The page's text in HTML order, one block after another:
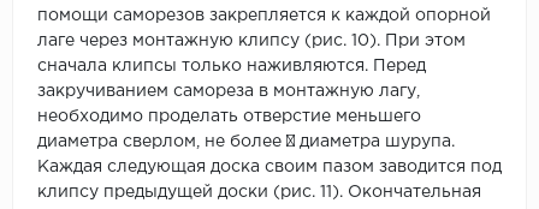
помощи саморезов закрепляется к каждой опорной
лаге через монтажную клипсу (рис. 10). При этом
сначала клипсы только наживляются. Перед
закручиванием самореза в монтажную лагу,
необходимо проделать отверстие меньшего
диаметра сверлом, не более ¾ диаметра шурупа.
Каждая следующая доска своим пазом заводится под
клипсу предыдущей доски (рис. 11). Окончательная